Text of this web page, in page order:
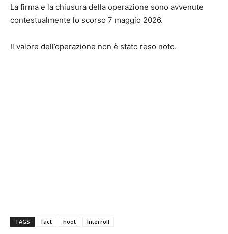
La firma e la chiusura della operazione sono avvenute
contestualmente lo scorso 7 maggio 2026.
Il valore dell’operazione non è stato reso noto.
TAGS fact hoot Interroll